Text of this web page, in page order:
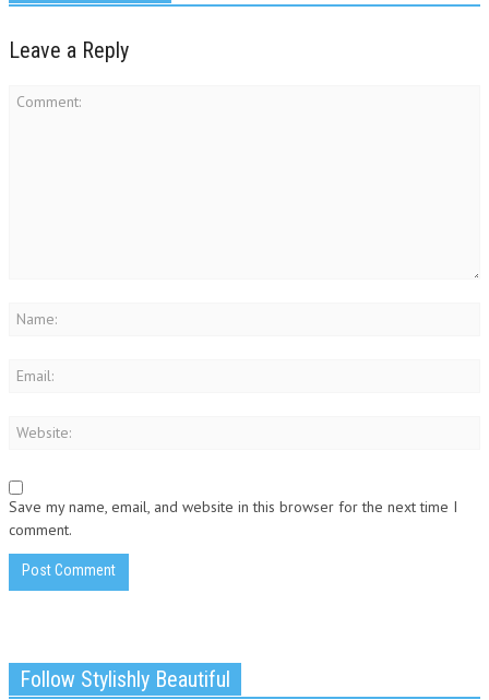
Leave a Reply
Save my name, email, and website in this browser for the next time I
comment.
Follow Stylishly Beautiful